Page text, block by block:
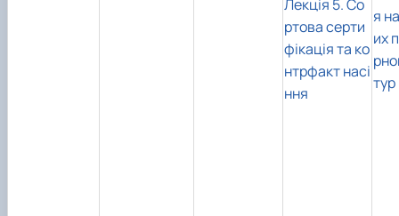
Лекція 5. Со
ртова серти
фікація та ко
нтрфакт насі
ння
я
их
тур